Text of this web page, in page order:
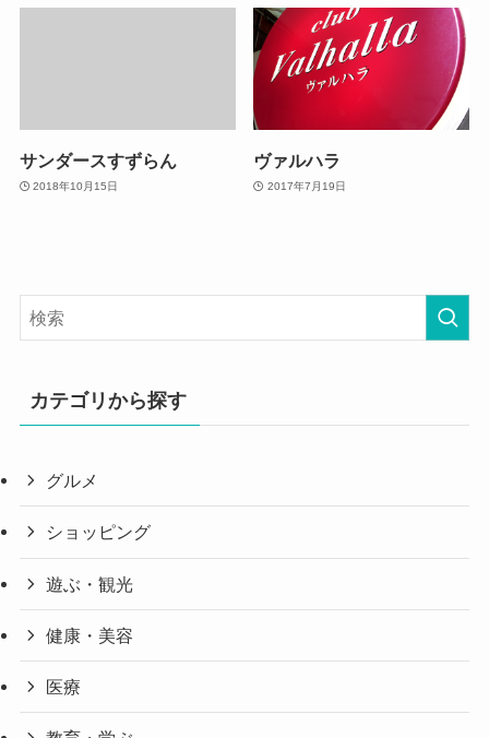
サンダースすずらん
2018年10月15日
ヴァルハラ
2017年7月19日
カテゴリから探す
グルメ
ショッピング
遊ぶ・観光
健康・美容
医療